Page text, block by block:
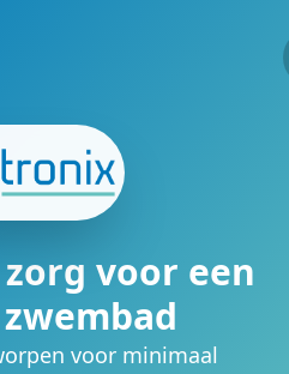
voor een
voor minimaal